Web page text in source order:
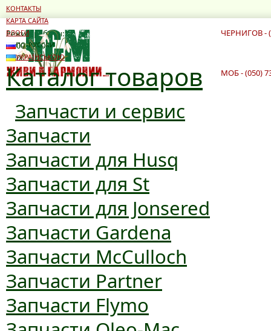
Режим работы:
10:00 - 19:00
10:00 - 16:00
ЧЕРНИГОВ -
Каталог товаров
Запчасти и сервис
Запчасти
Запчасти для Husq
Запчасти для St
Запчасти для Jonsered
Запчасти Gardena
Запчасти McCulloch
Запчасти Partner
Запчасти Flymo
МОБ - (050)
КОНТАКТЫ
КАРТА САЙТА
БЛОГИ
ПО-РУССКИ
УКРАЇНСЬКОЮ